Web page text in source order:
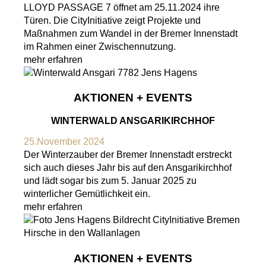
LLOYD PASSAGE 7 öffnet am 25.11.2024 ihre
Türen. Die CityInitiative zeigt Projekte und
Maßnahmen zum Wandel in der Bremer Innenstadt
im Rahmen einer Zwischennutzung.
mehr erfahren
AKTIONEN + EVENTS
WINTERWALD ANSGARIKIRCHHOF
25.November 2024
Der Winterzauber der Bremer Innenstadt erstreckt
sich auch dieses Jahr bis auf den Ansgarikirchhof
und lädt sogar bis zum 5. Januar 2025 zu
winterlicher Gemütlichkeit ein.
mehr erfahren
AKTIONEN + EVENTS